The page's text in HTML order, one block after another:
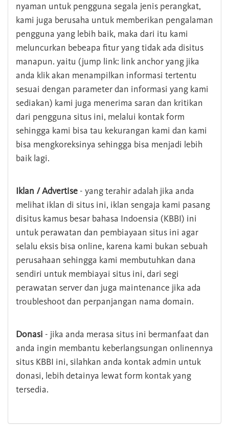
nyaman untuk pengguna segala jenis perangkat,
kami juga berusaha untuk memberikan pengalaman
pengguna yang lebih baik, maka dari itu kami
meluncurkan bebeapa fitur yang tidak ada disitus
manapun. yaitu (jump link: link anchor yang jika
anda klik akan menampilkan informasi tertentu
sesuai dengan parameter dan informasi yang kami
sediakan) kami juga menerima saran dan kritikan
dari pengguna situs ini, melalui kontak form
sehingga kami bisa tau kekurangan kami dan kami
bisa mengkoreksinya sehingga bisa menjadi lebih
baik lagi.
Iklan / Advertise - yang terahir adalah jika anda
melihat iklan di situs ini, iklan sengaja kami pasang
disitus kamus besar bahasa Indoensia (KBBI) ini
untuk perawatan dan pembiayaan situs ini agar
selalu eksis bisa online, karena kami bukan sebuah
perusahaan sehingga kami membutuhkan dana
sendiri untuk membiayai situs ini, dari segi
perawatan server dan juga maintenance jika ada
troubleshoot dan perpanjangan nama domain.
Donasi - jika anda merasa situs ini bermanfaat dan
anda ingin membantu keberlangsungan onlinennya
situs KBBI ini, silahkan anda kontak admin untuk
donasi, lebih detainya lewat form kontak yang
tersedia.